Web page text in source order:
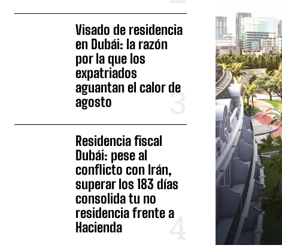
Visado de residencia
en Dubái: la razón
por la que los
expatriados
aguantan el calor de
agosto
Residencia fiscal
Dubái: pese al
conflicto con Irán,
superar los 183 días
consolida tu no
residencia frente a
Hacienda